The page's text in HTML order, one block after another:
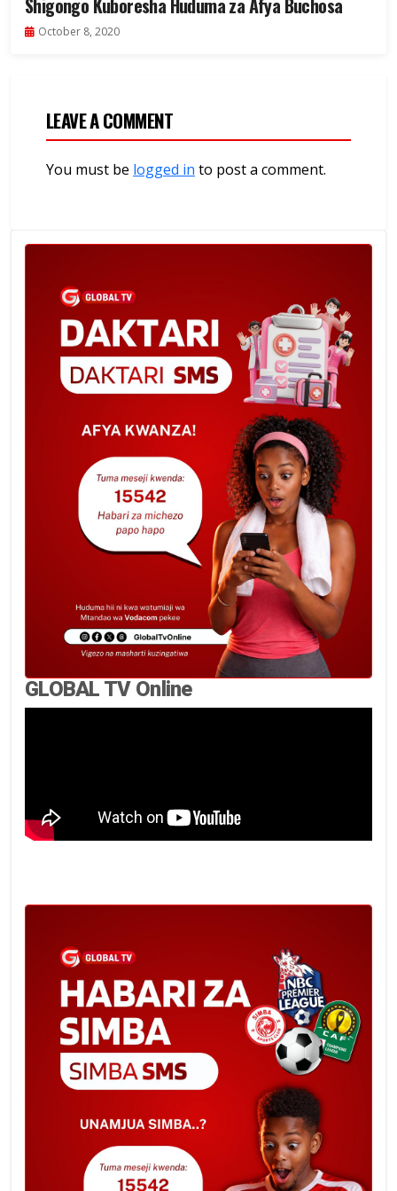
Shigongo Kuboresha Huduma za Afya Buchosa
October 8, 2020
LEAVE A COMMENT
You must be logged in to post a comment.
GLOBAL TV Online